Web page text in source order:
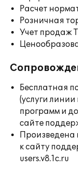
Расчет
Розничная
Учет продаж
Бесплатная
(услуги
программ и
сайте
Произведена
к сайту
users.v8.1c.ru